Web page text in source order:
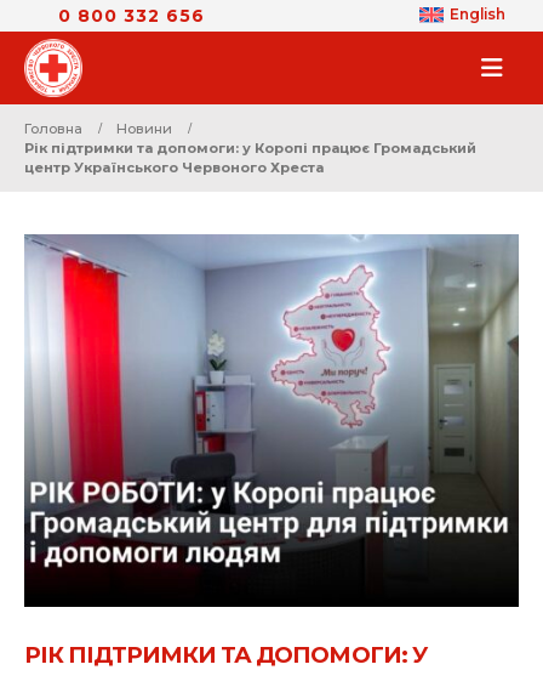
0 800 332 656 English
Головна
Новини
Рік підтримки та допомоги: у Коропі працює Громадський
центр Українського Червоного Хреста
РІК ПІДТРИМКИ ТА ДОПОМОГИ: У